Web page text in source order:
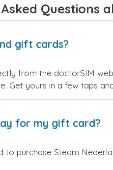
Questions
gift cards?
from the doctorSIM
Get yours in a few taps
for my gift card?
purchase Steam